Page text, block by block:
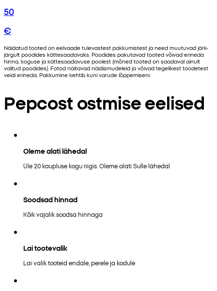
50
€
Näidatud tooted on eelvaade tulevastest pakkumistest ja need muutuvad järk-
järgult poodides kättesaadavaks. Poodides pakutavad tooted võivad erineda
hinna, koguse ja kättesaadavuse poolest (mõned tooted on saadaval ainult
valitud poodides). Fotod näitavad näidismudeleid ja võivad tegelikest toodetest
veidi erineda. Pakkumine kehtib kuni varude lõppemiseni.
Pepcost ostmise eelised
Oleme alati lähedal
Üle 20 kaupluse kogu riigis. Oleme alati Sulle lähedal
Soodsad hinnad
Kõik vajalik soodsa hinnaga
Lai tootevalik
Lai valik tooteid endale, perele ja kodule